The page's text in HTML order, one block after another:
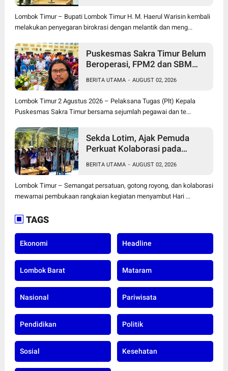
Lombok Timur – Bupati Lombok Timur H. M. Haerul Warisin kembali
melakukan penyegaran birokrasi dengan melantik dan meng...
Puskesmas Sakra Timur Belum
Beroperasi, FPM2 dan SBM
Plt Kepala Puskesmas serta
Tenaga Kesehatan
BERITA UTAMA - AUGUST 02, 2026
Lombok Timur 2 Agustus 2026 – Pelaksana Tugas (Plt) Kepala
Puskesmas Sakra Timur bersama sejumlah pegawai dan te...
Sekda Lotim, Ajak Pemuda
Perkuat Kolaborasi pada
Kegiatan Menyambut HUT ke-
81 Kemerdekaan RI di Desa
Surabaya Utara
BERITA UTAMA - AUGUST 02, 2026
Lombok Timur – Semangat persatuan, gotong royong, dan kolaborasi
mewarnai pembukaan rangkaian kegiatan menyambut Hari ...
TAGS
Ekonomi Headline
Lombok Barat Mataram
Nasional Pariwisata
Pendidikan Politik
Sosial Kesehatan